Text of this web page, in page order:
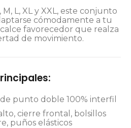
L, XL y XXL, este conjunto
cómodamente a tu
favorecedor que realza
de movimiento.
punto doble 100% interfil
cierre frontal, bolsillos
puños elásticos